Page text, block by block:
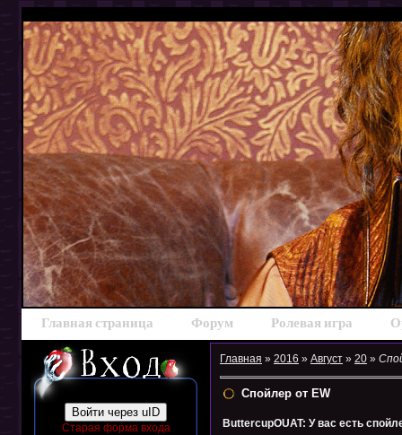
Главная страница Форум Ролевая игра
Войти через uID
Старая форма входа
Главная » 2016 » Август » 20 »
Спойлер от EW
ButtercupOUAT: У вас есть